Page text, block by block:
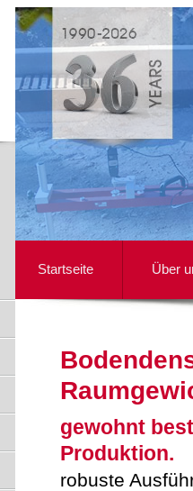
Startseite Über
gewohnt
Produktion.
robuste